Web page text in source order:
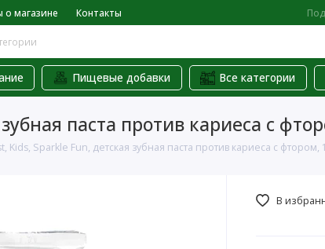
о магазине Контакты
Пищевые добавки Все категории
паста против кариеса с
Kids, Sparkle Fun, детская зубная паста против кариеса с фтором,
В